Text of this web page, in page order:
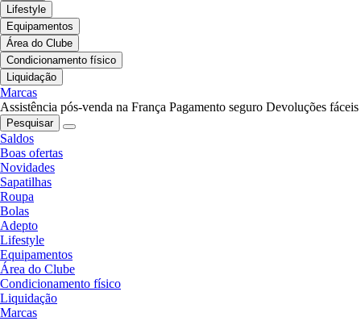
Lifestyle
Equipamentos
Área do Clube
Condicionamento físico
Liquidação
Marcas
Assistência pós-venda na França Pagamento seguro Devoluções fáceis
Pesquisar
Saldos
Boas ofertas
Novidades
Sapatilhas
Roupa
Bolas
Adepto
Lifestyle
Equipamentos
Área do Clube
Condicionamento físico
Liquidação
Marcas